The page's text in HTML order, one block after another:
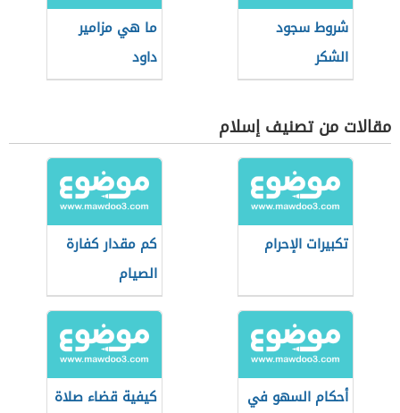
شروط سجود
الشكر
ما هي مزامير
داود
مقالات من تصنيف إسلام
تكبيرات الإحرام
كم مقدار كفارة
الصيام
أحكام السهو في
كيفية قضاء صلاة